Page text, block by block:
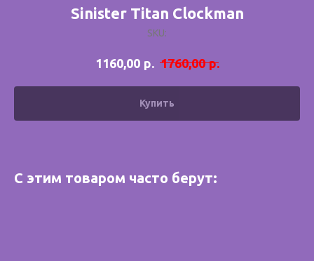
Sinister Titan Clockman
SKU:
1160,00 р. 1760,00 р.
Купить
С этим товаром часто берут: